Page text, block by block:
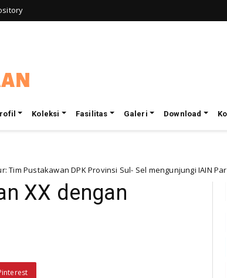
Koleksi Fasilitas Galeri Download
DPK Provinsi Sul- Sel mengunjungi IAIN Parepare
XX dengan